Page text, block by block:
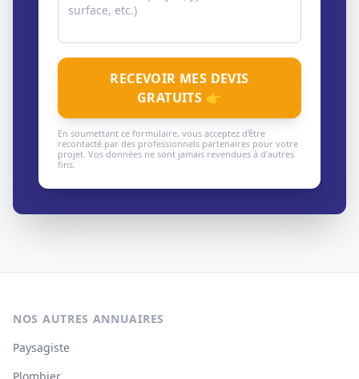
RECEVOIR MES DEVIS
GRATUITS 👉
En soumettant ce formulaire, vous acceptez d'être
recontacté par des professionnels partenaires pour votre
projet. Vos données ne sont jamais revendues à d'autres
fins.
NOS AUTRES ANNUAIRES
Paysagiste